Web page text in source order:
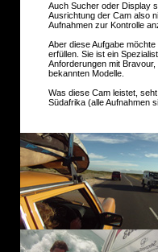
Auch Sucher oder Display
Ausrichtung der Cam also
Aufnahmen zur Kontrolle
Aber diese Aufgabe
erfüllen. Sie ist ein
Anforderungen mit
bekannten Modelle.
Was diese Cam leistet,
Südafrika (alle Aufnahmen